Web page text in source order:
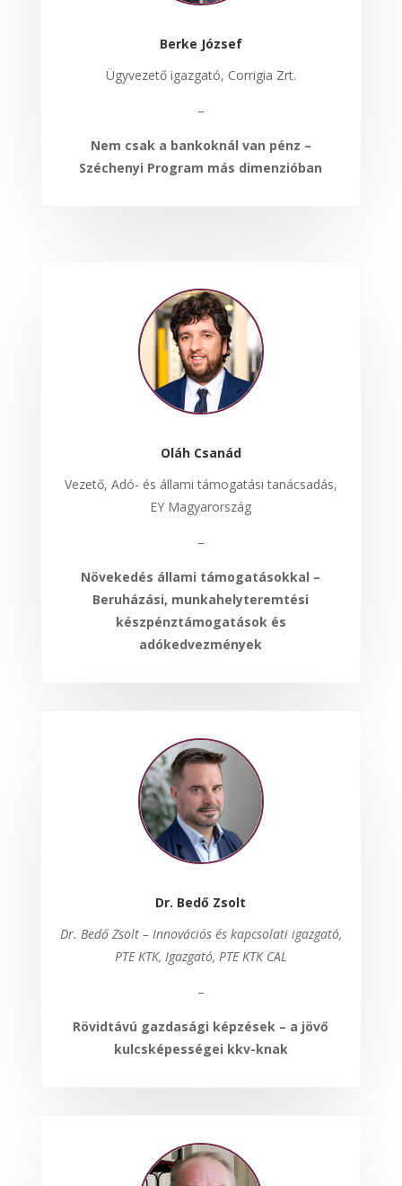
Berke József
Ügyvezető igazgató, Corrigia Zrt.
–
Nem csak a bankoknál van pénz –
Széchenyi Program más dimenzióban
Oláh Csanád
Vezető, Adó- és állami támogatási tanácsadás,
EY Magyarország
–
Növekedés állami támogatásokkal –
Beruházási, munkahelyteremtési
készpénztámogatások és
adókedvezmények
Dr. Bedő Zsolt
Dr. Bedő Zsolt – Innovációs és kapcsolati igazgató,
PTE KTK, Igazgató, PTE KTK CAL
–
Rövidtávú gazdasági képzések – a jövő
kulcsképességei kkv-knak